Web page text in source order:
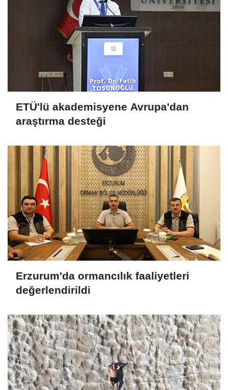
ETÜ'lü akademisyene Avrupa'dan
araştırma desteği
Erzurum'da ormancılık faaliyetleri
değerlendirildi